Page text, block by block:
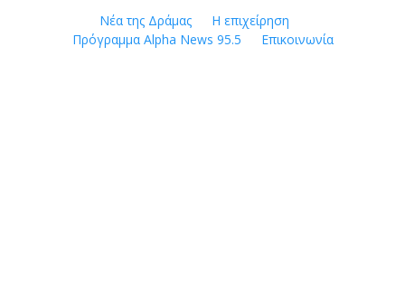
Νέα της Δράμας
Η επιχείρηση
Πρόγραμμα Alpha News 95.5
Επικοινωνία